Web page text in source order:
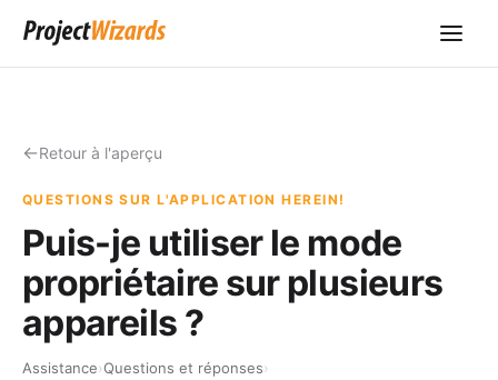
Retour à l'aperçu
QUESTIONS SUR L'APPLICATION HEREIN!
Puis-je utiliser le mode
propriétaire sur plusieurs
appareils ?
Assistance›Questions et réponses›